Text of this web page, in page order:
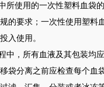
所使用的一次性塑料血袋
的要求；一次性使用塑料
入使用。
中，所有血液及其包装均
袋分离之前应检查每个血